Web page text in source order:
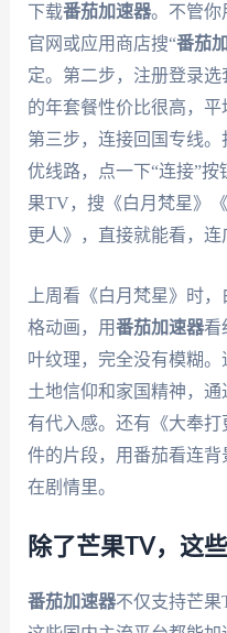
下载番茄加速器。不管你
官网或应用商店搜“番茄
定。第二步，注册登录
的年套餐性价比很高，平
第三步，连接回国专线
优线路，点一下“连接”
果TV，搜《白月梵星》
更人》，直接就能看，连
上周看《白月梵星》时
格动画，用番茄加速器看
叶纹理，完全没有模糊
土地信仰和家国精神，
有代入感。还有《大奉
件的片段，用番茄看连
在剧情里。
除了芒果TV，这
番茄加速器不仅支持芒果